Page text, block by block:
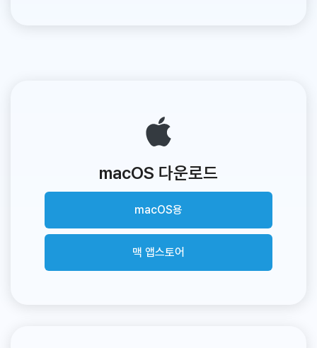
macOS 다운로드
macOS용
맥 앱스토어